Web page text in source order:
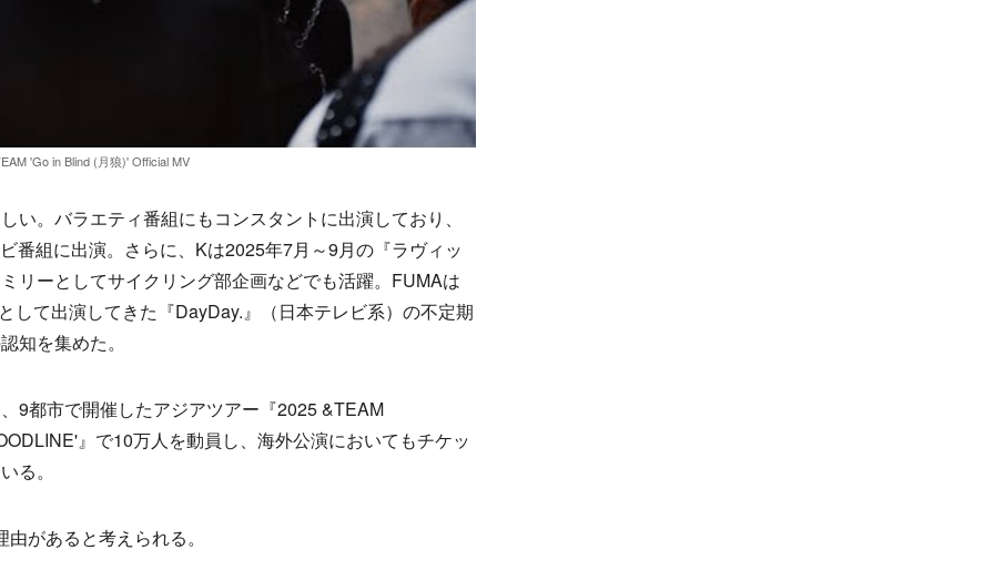
'Go in Blind (月狼)' Official MV
。バラエティ番組にもコンスタントに出演しており、
番組に出演。さらに、Kは2025年7月～9月の『ラヴィッ
リーとしてサイクリング部企画などでも活躍。FUMAは
して出演してきた『DayDay.』（日本テレビ系）の不定期
知を集めた。
都市で開催したアジアツアー『2025 &TEAM
』で10万人を動員し、海外公演においてもチケッ
る。
があると考えられる。